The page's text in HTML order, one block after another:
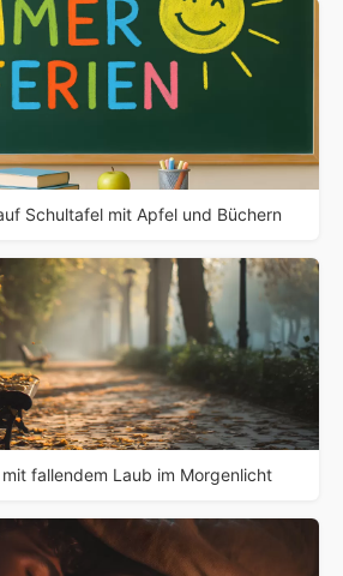
Schultafel mit Apfel und Büchern
fallendem Laub im Morgenlicht